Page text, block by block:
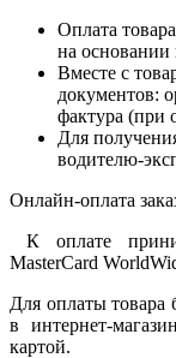
Оплата
на основании
Вместе с
документов:
фактура (при
Для
водителю-
Онлайн-оплата
К оплате
MasterCard
Для оплаты товара
в интернет-
картой.